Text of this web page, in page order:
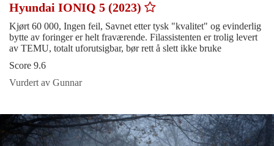
Hyundai IONIQ 5 (2023)
Kjørt 60 000, Ingen feil, Savnet etter tysk "kvalitet" og evinderlig
bytte av foringer er helt fraværende. Filassistenten er trolig levert
av TEMU, totalt uforutsigbar, bør rett å slett ikke bruke
Score 9.6
Vurdert av Gunnar